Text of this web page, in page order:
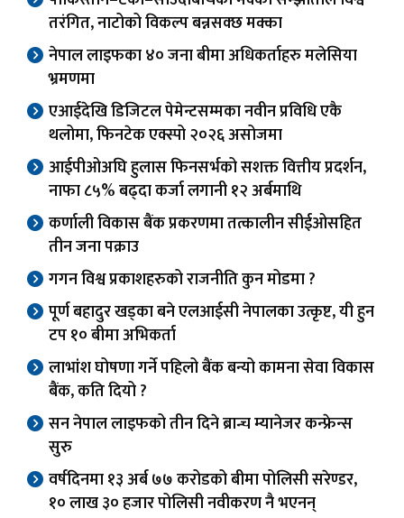
तरंगित, नाटोको विकल्प बन्नसक्छ मक्का
नेपाल लाइफका ४० जना बीमा अधिकर्ताहरु मलेसिया
भ्रमणमा
एआईदेखि डिजिटल पेमेन्टसम्मका नवीन प्रविधि एकै
थलोमा, फिनटेक एक्स्पो २०२६ असोजमा
आईपीओअघि हुलास फिनसर्भको सशक्त वित्तीय प्रदर्शन,
नाफा ८५% बढ्दा कर्जा लगानी १२ अर्बमाथि
कर्णाली विकास बैंक प्रकरणमा तत्कालीन सीईओसहित
तीन जना पक्राउ
गगन विश्व प्रकाशहरुको राजनीति कुन मोडमा ?
पूर्ण बहादुर खड्का बने एलआईसी नेपालका उत्कृष्ट, यी हुन
टप १० बीमा अभिकर्ता
लाभांश घोषणा गर्ने पहिलो बैंक बन्यो कामना सेवा विकास
बैंक, कति दियो ?
सन नेपाल लाइफको तीन दिने ब्रान्च म्यानेजर कन्फ्रेन्स
सुरु
वर्षदिनमा १३ अर्ब ७७ करोडको बीमा पोलिसी सरेण्डर,
१० लाख ३० हजार पोलिसी नवीकरण नै भएनन्